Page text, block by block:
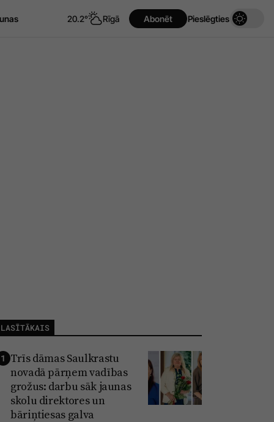
20.2° Rīgā Abonēt Pieslēgties
LASĪTĀKAIS
1 Trīs dāmas Saulkrastu
novadā pārņem vadības
grožus: darbu sāk jaunas
skolu direktores un
bāriņtiesas galva